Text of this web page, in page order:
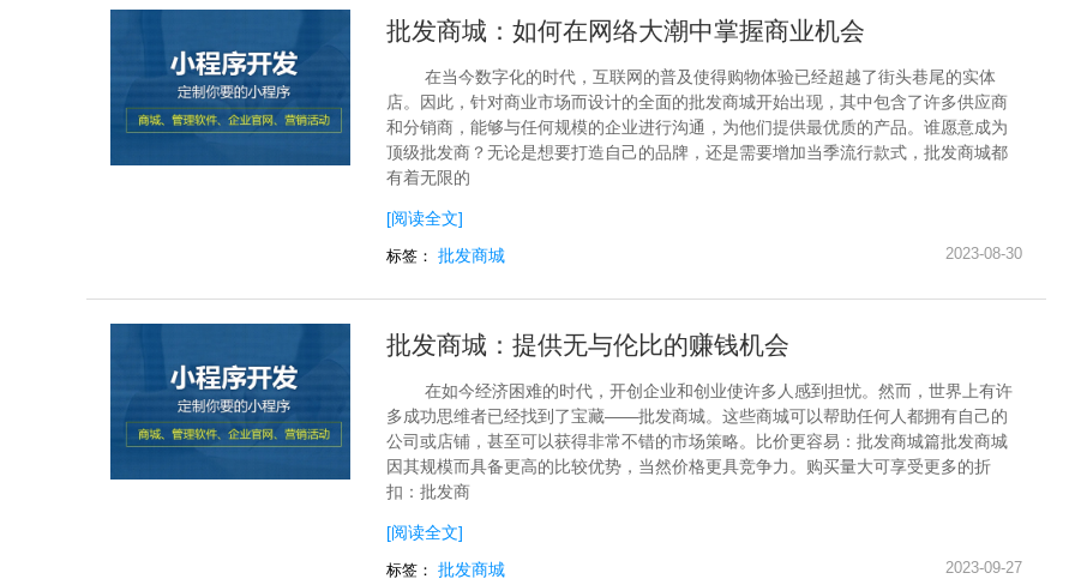
批发商城：如何在网络大潮中掌握商业机会
在当今数字化的时代，互联网的普及使得购物体验已经超越了街头巷尾的实体
店。因此，针对商业市场而设计的全面的批发商城开始出现，其中包含了许多供应商
和分销商，能够与任何规模的企业进行沟通，为他们提供最优质的产品。谁愿意成为
顶级批发商？无论是想要打造自己的品牌，还是需要增加当季流行款式，批发商城都
有着无限的
[阅读全文]
标签： 批发商城 2023-08-30
批发商城：提供无与伦比的赚钱机会
在如今经济困难的时代，开创企业和创业使许多人感到担忧。然而，世界上有许
多成功思维者已经找到了宝藏——批发商城。这些商城可以帮助任何人都拥有自己的
公司或店铺，甚至可以获得非常不错的市场策略。比价更容易：批发商城篇批发商城
因其规模而具备更高的比较优势，当然价格更具竞争力。购买量大可享受更多的折
扣：批发商
[阅读全文]
标签： 批发商城 2023-09-27